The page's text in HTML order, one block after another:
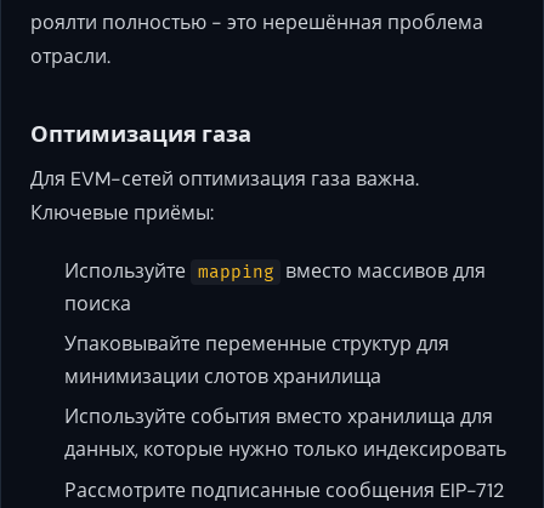
роялти полностью - это нерешённая проблема
отрасли.
Оптимизация газа
Для EVM-сетей оптимизация газа важна.
Ключевые приёмы:
Используйте mapping
вместо массивов для
поиска
Упаковывайте переменные структур для
минимизации слотов хранилища
Используйте события вместо хранилища для
данных, которые нужно только индексировать
Рассмотрите подписанные сообщения EIP-712